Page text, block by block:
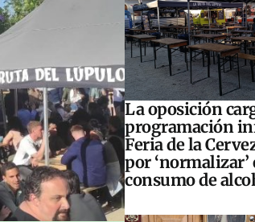
La oposición
programación
Feria de la
por ‘normalizar’
consumo de